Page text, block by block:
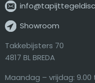
Showroom
Takkebijsters 70
4817 BL BREDA
Maandag – vrijdag: 9.00